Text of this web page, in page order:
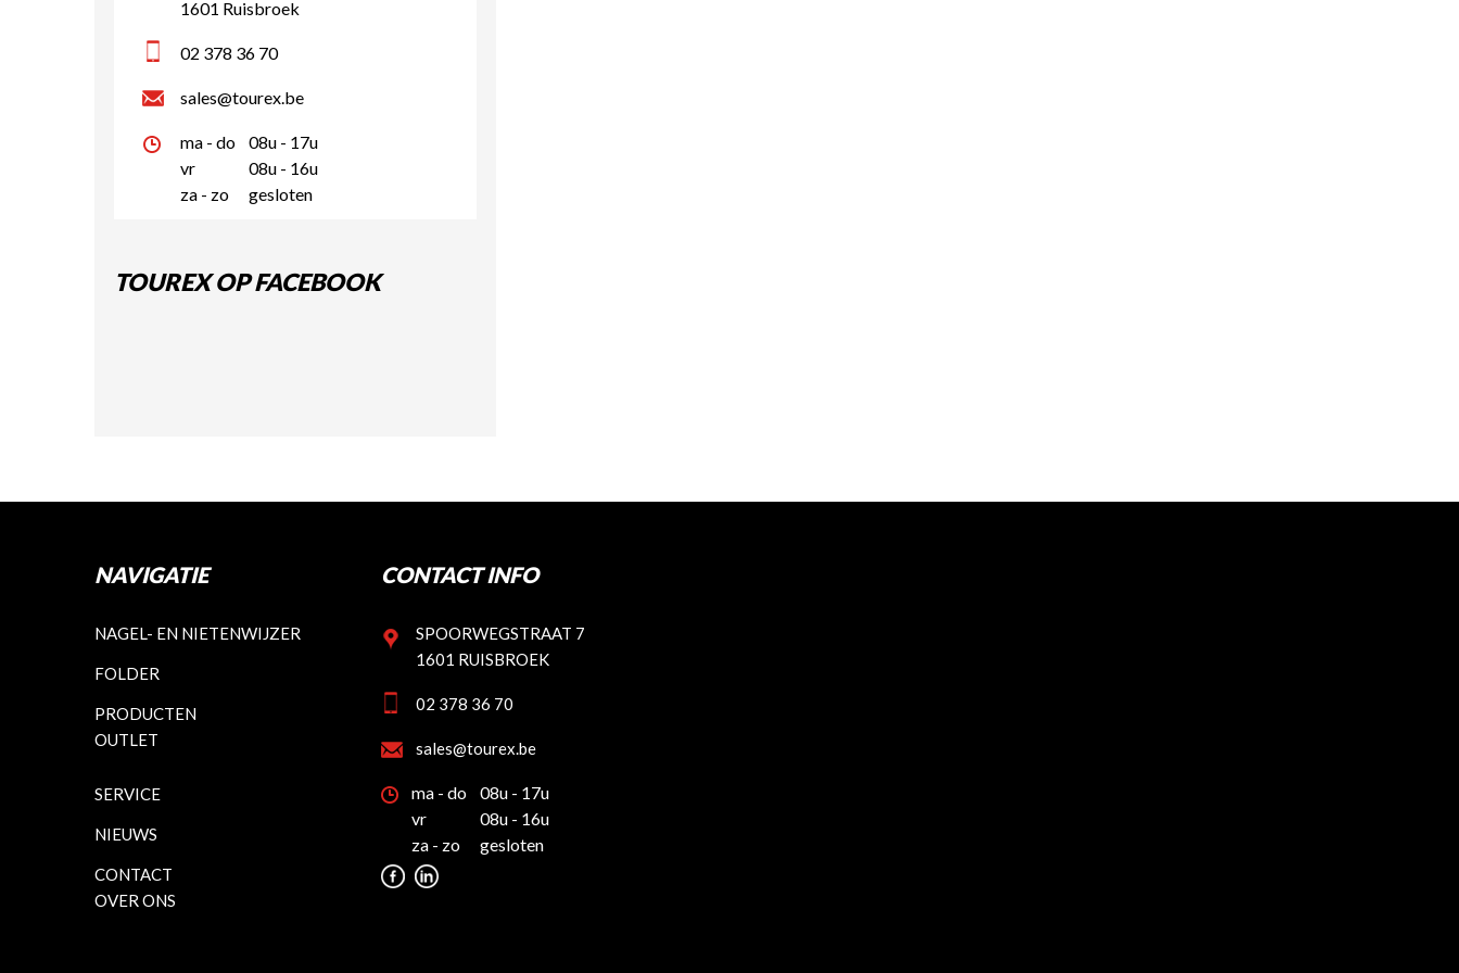
1601 Ruisbroek
02 378 36 70
sales@tourex.be
ma - do
08u - 17u
vr
08u - 16u
za - zo
gesloten
TOUREX OP FACEBOOK
NAVIGATIE
NAGEL- EN NIETENWIJZER
FOLDER
PRODUCTEN
OUTLET
SERVICE
NIEUWS
CONTACT
OVER ONS
CONTACT INFO
SPOORWEGSTRAAT 7
1601 RUISBROEK
02 378 36 70
sales@tourex.be
ma - do
08u - 17u
vr
08u - 16u
za - zo
gesloten